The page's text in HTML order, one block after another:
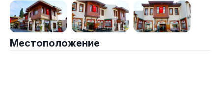
Местоположение